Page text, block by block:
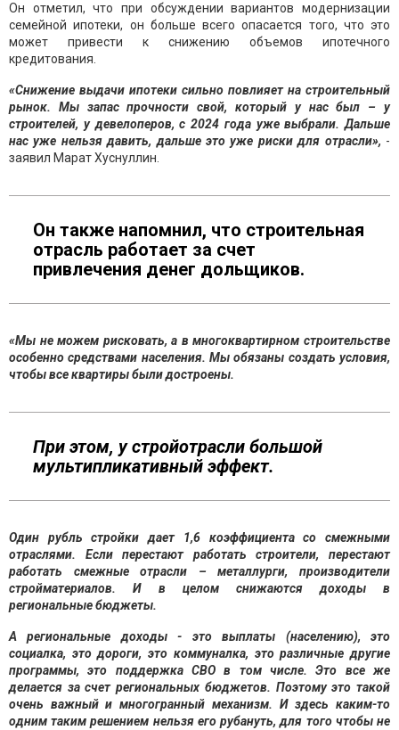
Он отметил, что при обсуждении вариантов модернизации
семейной ипотеки, он больше всего опасается того, что это
может привести к снижению объемов ипотечного
кредитования.
«Снижение выдачи ипотеки сильно повлияет на строительный
рынок. Мы запас прочности свой, который у нас был – у
строителей, у девелоперов, с 2024 года уже выбрали. Дальше
нас уже нельзя давить, дальше это уже риски для отрасли», -
заявил Марат Хуснуллин.
Он также напомнил, что строительная
отрасль работает за счет
привлечения денег дольщиков.
«Мы не можем рисковать, а в многоквартирном строительстве
особенно средствами населения. Мы обязаны создать условия,
чтобы все квартиры были достроены.
При этом, у стройотрасли большой
мультипликативный эффект.
Один рубль стройки дает 1,6 коэффициента со смежными
отраслями. Если перестают работать строители, перестают
работать смежные отрасли – металлурги, производители
стройматериалов. И в целом снижаются доходы в
региональные бюджеты.
А региональные доходы - это выплаты (населению), это
социалка, это дороги, это коммуналка, это различные другие
программы, это поддержка СВО в том числе. Это все же
делается за счет региональных бюджетов. Поэтому это такой
очень важный и многогранный механизм. И здесь каким-то
одним таким решением нельзя его рубануть, для того чтобы не